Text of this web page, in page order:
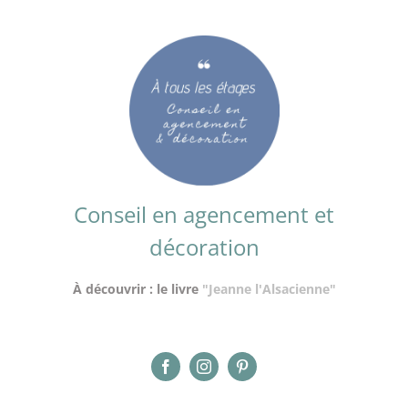
Conseil en agencement et
décoration
À découvrir : le livre "Jeanne l'Alsacienne"